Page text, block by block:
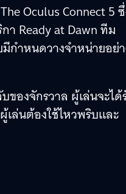
Oculus Connect 5
า Ready at Dawn ทีม
กำหนดวางจำหน่ายอย่
ของจักรวาล ผู้เล่นจะได้
ล่นต้องใช้ไหวพริบและ